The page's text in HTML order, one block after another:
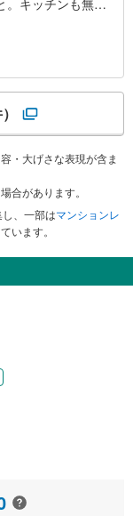
・大げさな表現が含ま
合があります。
、一部はマンションレ
います。